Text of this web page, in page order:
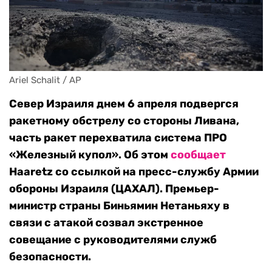
Ariel Schalit / AP
Север Израиля днем 6 апреля подвергся
ракетному обстрелу со стороны Ливана,
часть ракет перехватила система ПРО
«Железный купол». Об этом сообщает
Haaretzсо ссылкой на пресс-службу Армии
обороны Израиля (ЦАХАЛ). Премьер-
министр страны Биньямин Нетаньяху в
связи с атакой созвал экстренное
совещание с руководителями служб
безопасности.